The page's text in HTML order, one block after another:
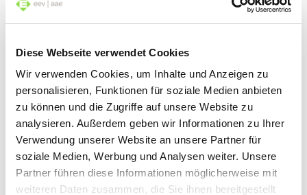
Diese Webseite verwendet Cookies
Wir verwenden Cookies, um Inhalte und Anzeigen zu
personalisieren, Funktionen für soziale Medien anbieten
zu können und die Zugriffe auf unsere Website zu
analysieren. Außerdem geben wir Informationen zu Ihrer
Verwendung unserer Website an unsere Partner für
soziale Medien, Werbung und Analysen weiter. Unsere
Partner führen diese Informationen möglicherweise mit
weiteren Daten zusammen, die Sie ihnen bereitgestellt
Il est désormais possible de partager l’énergie solaire
au sein d’une CEL. Que signifie CEL ? *
Coopérative d’électricité libre
Centrale électrique ludique
Communauté électrique locale
Monsieur